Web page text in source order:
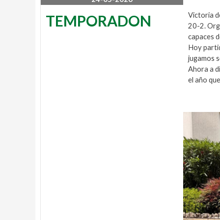
l1
TEMPORADON
Victoria
20-2.
capaces
Hoy
jugamos
Ahora a
el año